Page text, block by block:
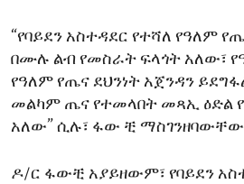
“የባይደን አስተዳደር የተሻለ የዓለም
በሙሉ ልብ የመስራት ፍላጎት አለው፣
የዓለም የጤና ደህንነት አጀንዳን
መልካም ጤና የተመላበት መጻኢ ዕድል
አለው” ሲሉ፣ ፋው ቺ
ዶ/ር ፋውቺ አያይዘውም፣ የባይደን